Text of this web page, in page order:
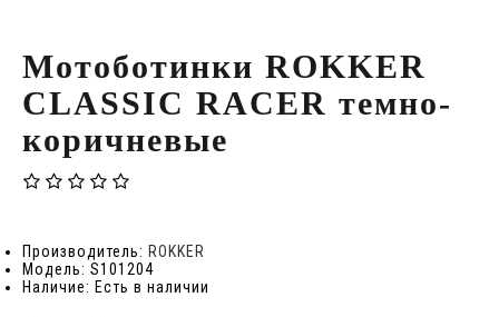
Мотоботинки ROKKER
CLASSIC RACER темно-
коричневые
Производитель: ROKKER
Модель: S101204
Наличие: Есть в наличии